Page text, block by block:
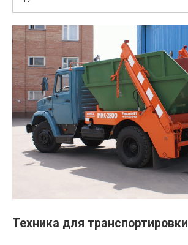
Техника для транспортировки